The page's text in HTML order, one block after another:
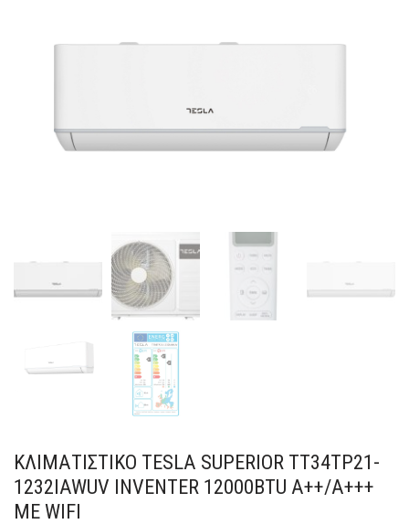
ΚΛΙΜΑΤΙΣΤΙΚΟ TESLA SUPERIOR TT34TP21-
1232IAWUV INVENTER 12000BTU A++/A+++
ME WIFI